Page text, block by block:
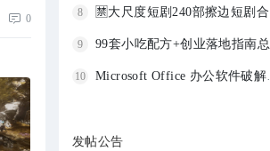
0 8 🈲大尺度短剧240部擦边短剧合集 【228.9GB
9 99套小吃配方+创业落地指南总共80G（价值39
10 Microsoft Office 办公软件破解版安装包大
发帖公告